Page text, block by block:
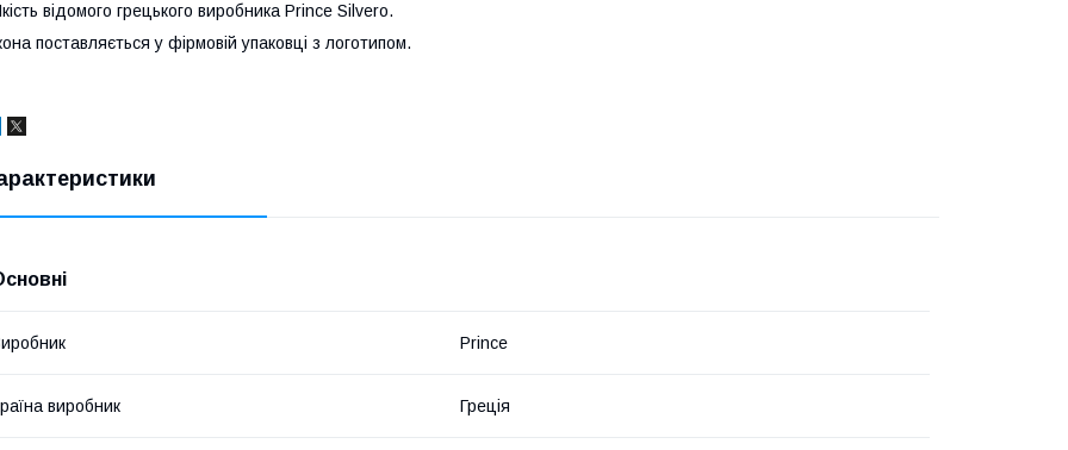
відомого грецького виробника Prince Silvero.
поставляється у фірмовій упаковці з логотипом.
Prince
виробник Греція